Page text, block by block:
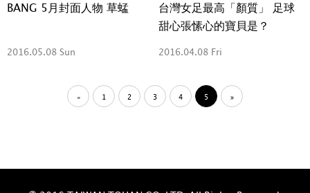
BANG 5月封面人物 草蜢
2016.05.08 Sun
台灣女足最高「顏質」 足球
甜心張愫心的寶貝是？
2016.04.08 Fri
« 1 2 3 4 5 »